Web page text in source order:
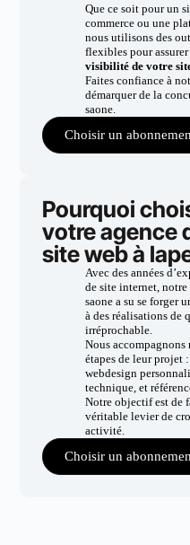
Que ce soit pour un
commerce ou une
nous utilisons des
flexibles pour
visibilité de votre
Faites confiance à
démarquer de la
saone.
Choisir un
Pourquoi
votre agence
site web à
Avec des années
de site internet, notre
saone a su se forger
à des réalisations de
irréprochable.
Nous accompagnons
étapes de leur projet
webdesign
technique, et
Notre objectif est de
véritable levier de
activité.
Choisir un